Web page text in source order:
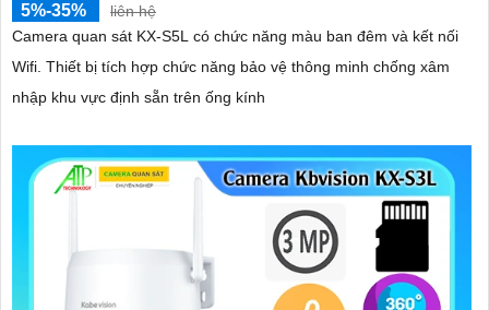
5%-35%
liên hệ
Camera quan sát KX-S5L có chức năng màu ban đêm và kết nối
Wifi. Thiết bị tích hợp chức năng bảo vệ thông minh chống xâm
nhập khu vực định sẵn trên ống kính